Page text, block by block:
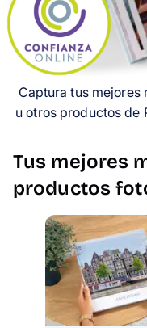
Tarjetas
Inspiración
Atención al cliente
Captura tus mejores
u otros productos de
Tus mejores
productos